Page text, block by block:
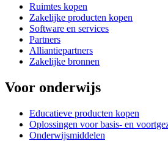
Ruimtes kopen
Zakelijke producten kopen
Software en services
Partners
Alliantiepartners
Zakelijke bronnen
Voor onderwijs
Educatieve producten kopen
Oplossingen voor basis- en
Onderwijsmiddelen